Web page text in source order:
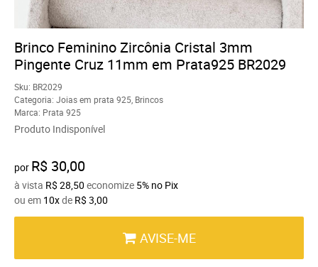
Brinco Feminino Zircônia Cristal 3mm
Pingente Cruz 11mm em Prata925 BR2029
Sku: BR2029
Categoria: Joias em prata 925 Brincos
Marca: Prata 925
Produto Indisponível
por R$ 30,00
à vista R$ 28,50 economize 5% no Pix
ou em 10xde R$ 3,00
AVISE-ME